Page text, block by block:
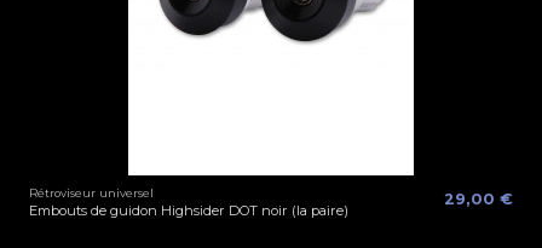
Rétroviseur universel
Embouts de guidon Highsider DOT noir (la paire)
29,00 €